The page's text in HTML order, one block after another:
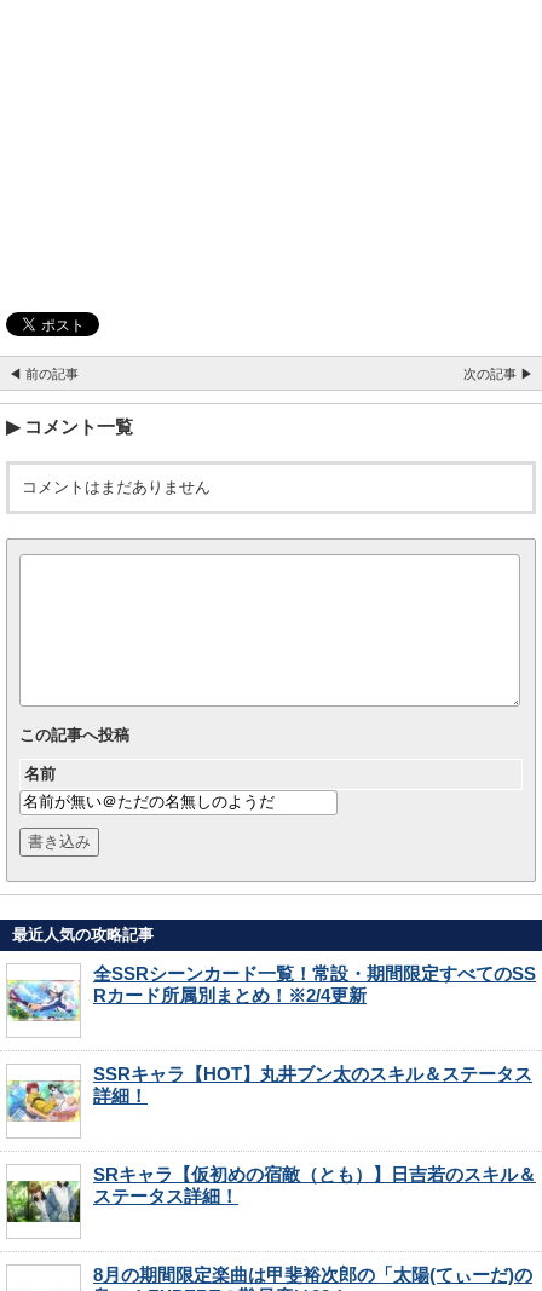
◀ 前の記事 次の記事 ▶
コメント一覧
コメントはまだありません
この記事へ投稿
名前
最近人気の攻略記事
全SSRシーンカード一覧！常設・期間限定すべてのSS
Rカード所属別まとめ！※2/4更新
SSRキャラ【HOT】丸井ブン太のスキル＆ステータス
詳細！
SRキャラ【仮初めの宿敵（とも）】日吉若のスキル＆
ステータス詳細！
8月の期間限定楽曲は甲斐裕次郎の「太陽(てぃーだ)の